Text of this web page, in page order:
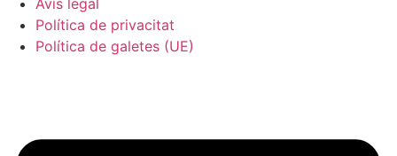
Política de privacitat
Política de galetes (UE)